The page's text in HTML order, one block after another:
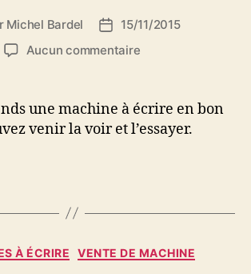
Michel Bardel
Date15/11/2015
Aucun commentairesur
écrire
internationale
une machine à écrire en bon
venir la voir et l’essayer.
Catégories
À ÉCRIRE VENTE DE MACHINE